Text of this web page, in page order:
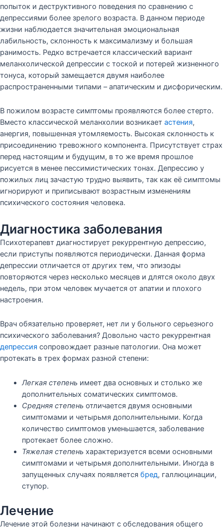
попыток и деструктивного поведения по сравнению с
депрессиями более зрелого возраста. В данном периоде
жизни наблюдается значительная эмоциональная
лабильность, склонность к максимализму и большая
ранимость. Редко встречается классический вариант
меланхолической депрессии с тоской и потерей жизненного
тонуса, который замещается двумя наиболее
распространенными типами – апатическим и дисфорическим.
В пожилом возрасте симптомы проявляются более стерто.
Вместо классической меланхолии возникает астения,
анергия, повышенная утомляемость. Высокая склонность к
присоединению тревожного компонента. Присутствует страх
перед настоящим и будущим, в то же время прошлое
рисуется в менее пессимистических тонах. Депрессию у
пожилых лиц зачастую трудно выявить, так как её симптомы
игнорируют и приписывают возрастным изменениям
психического состояния человека.
Диагностика заболевания
Психотерапевт диагностирует рекуррентную депрессию,
если приступы появляются периодически. Данная форма
депрессии отличается от других тем, что эпизоды
повторяются через несколько месяцев и длятся около двух
недель, при этом человек мучается от апатии и плохого
настроения.
Врач обязательно проверяет, нет ли у больного серьезного
психического заболевания? Довольно часто рекуррентная
депрессия сопровождает разные патологии. Она может
протекать в трех формах разной степени:
Легкая степень имеет два основных и столько же
дополнительных соматических симптомов.
Средняя степень отличается двумя основными
симптомами и четырьмя дополнительными. Когда
количество симптомов уменьшается, заболевание
протекает более сложно.
Тяжелая степень характеризуется всеми основными
симптомами и четырьмя дополнительными. Иногда в
запущенных случаях появляется бред, галлюцинации,
ступор.
Лечение
Лечение этой болезни начинают с обследования общего